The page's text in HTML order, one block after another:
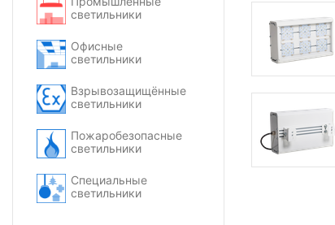
светильники
Офисные
светильники
Взрывозащищённые
светильники
Пожаробезопасные
светильники
Специальные
светильники